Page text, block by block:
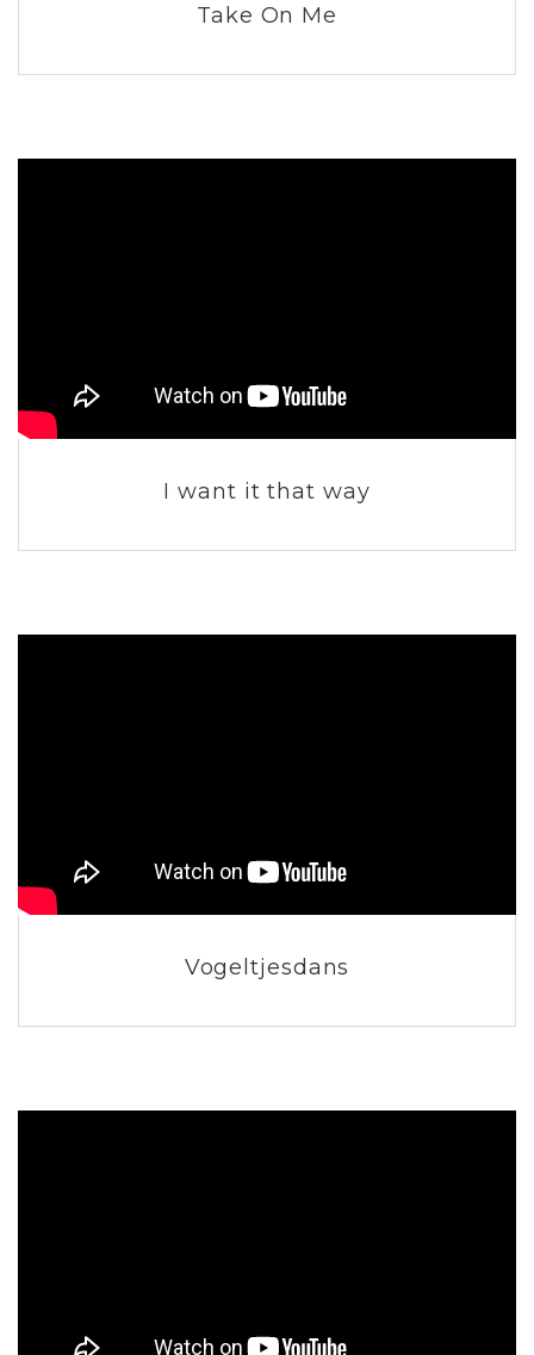
Take On Me
I want it that way
Vogeltjesdans